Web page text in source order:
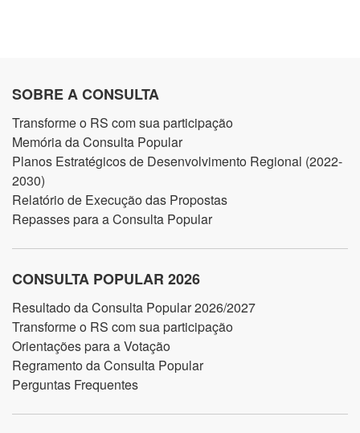
SOBRE A CONSULTA
Transforme o RS com sua participação
Memória da Consulta Popular
Planos Estratégicos de Desenvolvimento Regional (2022-
2030)
Relatório de Execução das Propostas
Repasses para a Consulta Popular
CONSULTA POPULAR 2026
Resultado da Consulta Popular 2026/2027
Transforme o RS com sua participação
Orientações para a Votação
Regramento da Consulta Popular
Perguntas Frequentes